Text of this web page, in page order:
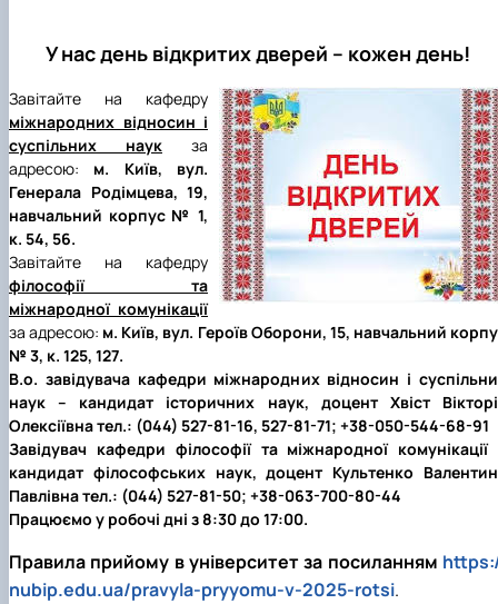
У нас день відкритих дверей – кожен день!
Завітайте на кафедру
міжнародних відносин і
суспільних наук
за
адресою:
м. Київ, вул.
Генерала Родімцева, 19,
навчальний корпус № 1,
к. 54, 56.
Завітайте на кафедру
філософії та
міжнародної комунікації
за адресою: м. Київ, вул. Героїв Оборони, 15, навчальний
№ 3, к. 125, 127.
В.о. завідувача кафедри міжнародних відносин і
наук – кандидат історичних наук, доцент Хвіст
Олексіївнател.: (044) 527-81-16, 527-81-71; +38-050-544-68-91
Завідувач кафедри філософії та міжнародної комунікації
кандидат філософських наук, доцент Культенко
Павлівнател.: (044) 527-81-50; +38-063-700-80-44
Працюємо у робочі дні з 8:30 до 17:00.
Правила прийому в університет за посиланням
nubip.edu.ua/pravyla-pryyomu-v-2025-rotsi.